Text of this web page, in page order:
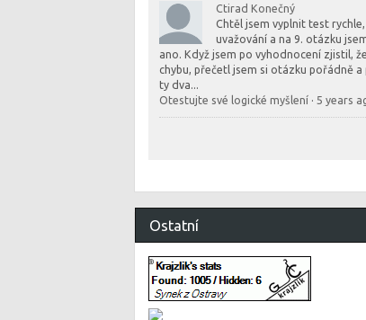
Ctirad Konečný
Chtěl jsem vyplnit test
uvažování a na 9. otázku
ano. Když jsem po vyhodnocení zjistil,
chybu, přečetl jsem si otázku pořádně a
ty dva...
Otestujte své logické myšlení· 5 years
Ostatní